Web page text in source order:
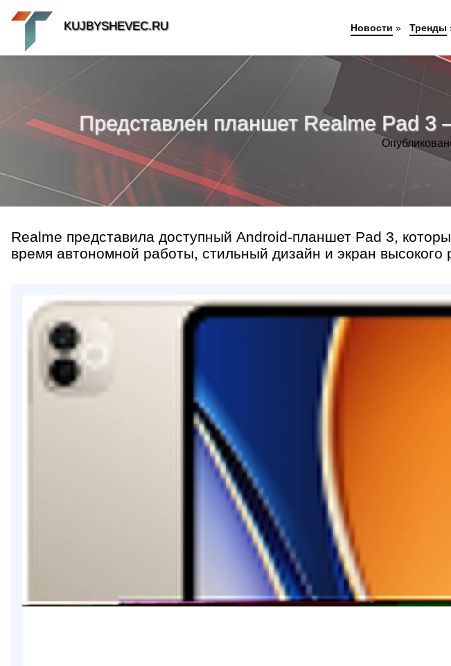
Представлен планшет Realme Pad 3
Realme представила доступный Android-планшет Pad 3,
время автономной работы, стильный дизайн и экран высокого
KUJBYSHEVEC.RU Новости » Тренды